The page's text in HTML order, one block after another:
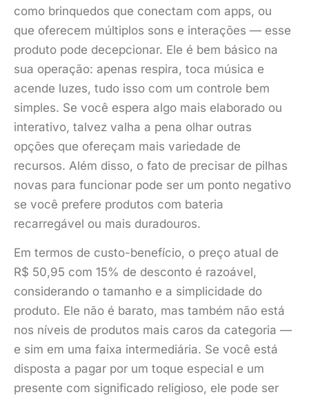
como brinquedos que conectam com apps, ou
que oferecem múltiplos sons e interações — esse
produto pode decepcionar. Ele é bem básico na
sua operação: apenas respira, toca música e
acende luzes, tudo isso com um controle bem
simples. Se você espera algo mais elaborado ou
interativo, talvez valha a pena olhar outras
opções que ofereçam mais variedade de
recursos. Além disso, o fato de precisar de pilhas
novas para funcionar pode ser um ponto negativo
se você prefere produtos com bateria
recarregável ou mais duradouros.
Em termos de custo-benefício, o preço atual de
R$ 50,95 com 15% de desconto é razoável,
considerando o tamanho e a simplicidade do
produto. Ele não é barato, mas também não está
nos níveis de produtos mais caros da categoria —
e sim em uma faixa intermediária. Se você está
disposta a pagar por um toque especial e um
presente com significado religioso, ele pode ser